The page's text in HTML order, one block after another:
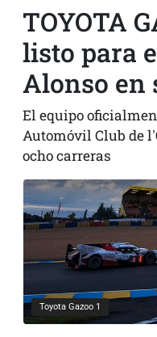
TOYOTA
listo para
Alonso en
El equipo
Automóvil Club de
ocho carreras
Toyota Gazoo 1